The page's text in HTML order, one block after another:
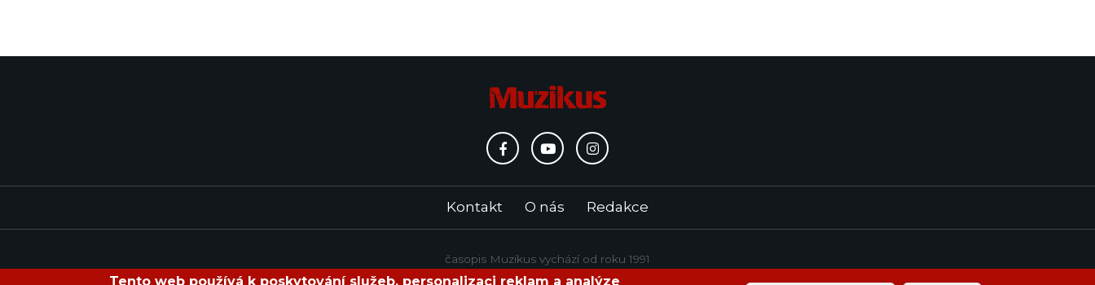
Kontakt O nás Redakce
časopis Muzikus vychází od roku 1991
Tento web používá k poskytování služeb, personalizaci reklam a analýze